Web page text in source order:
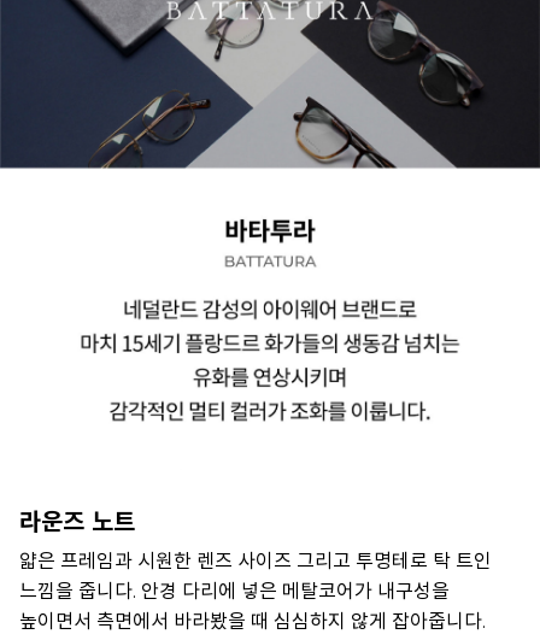
라운즈 노트
얇은 프레임과 시원한 렌즈 사이즈 그리고 투명테로 탁 트인
느낌을 줍니다. 안경 다리에 넣은 메탈코어가 내구성을
높이면서 측면에서 바라봤을 때 심심하지 않게 잡아줍니다.